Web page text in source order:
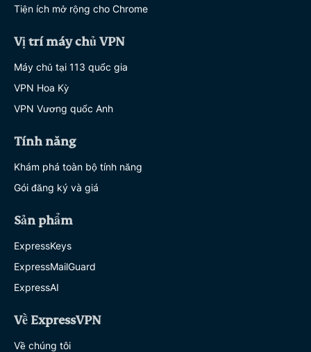
Tiện ích mở rộng cho Chrome
Vị trí máy chủ VPN
Máy chủ tại 113 quốc gia
VPN Hoa Kỳ
VPN Vương quốc Anh
Tính năng
Khám phá toàn bộ tính năng
Gói đăng ký và giá
Sản phẩm
ExpressKeys
ExpressMailGuard
ExpressAI
Về ExpressVPN
Về chúng tôi